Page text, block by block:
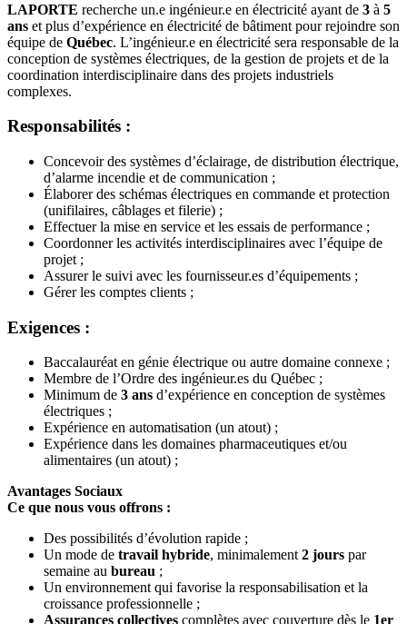
LAPORTE recherche un.e ingénieur.e en électricité ayant de 3 à 5
ans et plus d’expérience en électricité de bâtiment pour rejoindre son
équipe de Québec. L’ingénieur.e en électricité sera responsable de la
conception de systèmes électriques, de la gestion de projets et de la
coordination interdisciplinaire dans des projets industriels
complexes.
Responsabilités :
Concevoir des systèmes d’éclairage, de distribution électrique,
d’alarme incendie et de communication ;
Élaborer des schémas électriques en commande et protection
(unifilaires, câblages et filerie) ;
Effectuer la mise en service et les essais de performance ;
Coordonner les activités interdisciplinaires avec l’équipe de
projet ;
Assurer le suivi avec les fournisseur.es d’équipements ;
Gérer les comptes clients ;
Exigences :
Baccalauréat en génie électrique ou autre domaine connexe ;
Membre de l’Ordre des ingénieur.es du Québec ;
Minimum de 3 ans d’expérience en conception de systèmes
électriques ;
Expérience en automatisation (un atout) ;
Expérience dans les domaines pharmaceutiques et/ou
alimentaires (un atout) ;
Avantages Sociaux
Ce que nous vous offrons :
Des possibilités d’évolution rapide ;
Un mode de travail hybride, minimalement 2 jours par
semaine au bureau ;
Un environnement qui favorise la responsabilisation et la
croissance professionnelle ;
Assurances collectives complètes avec couverture dès le 1er